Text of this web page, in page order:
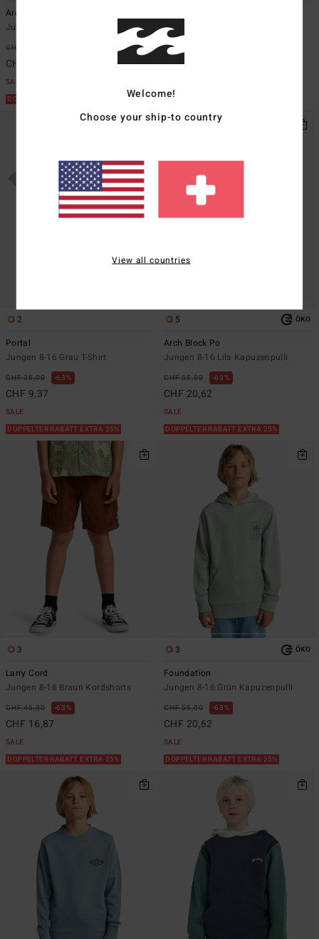
Arch Po
Jungen 8-16 Rot Sweatshirt
CHF 55,00
CHF 20,62
SALE
DOPPELTER RABATT EXTRA 25%
Jungen 8-16 Braun T-Shirt
CHF 29,00
CHF 10,87
DOPPELTER RABATT EXTRA 25%
2
Portal
Jungen 8-16 Grau T-Shirt
CHF 25,00 63%
CHF 9,37
SALE
DOPPELTER RABATT EXTRA 25%
5 ÖKO
Arch Block Po
Jungen 8-16 Lila Kapuzenpulli
CHF 55,00 63%
CHF 20,62
SALE
DOPPELTER RABATT EXTRA 25%
3
Larry Cord
Jungen 8-16 Braun Kordshorts
CHF 45,00 63%
CHF 16,87
SALE
DOPPELTER RABATT EXTRA 25%
3 ÖKO
Foundation
Jungen 8-16 Grün Kapuzenpulli
CHF 55,00 63%
CHF 20,62
SALE
DOPPELTER RABATT EXTRA 25%
Welcome!
Choose your ship-to country
View all countries